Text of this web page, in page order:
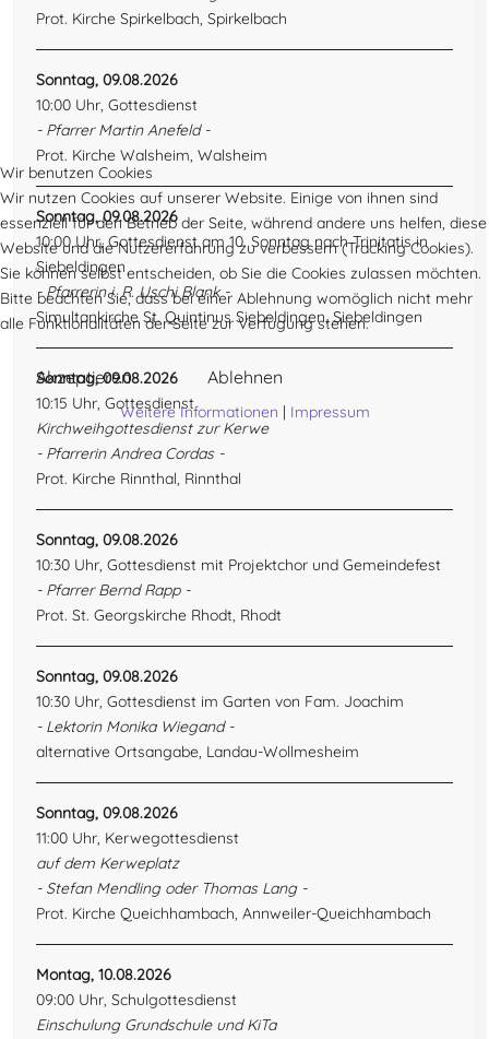
Prot. Kirche Spirkelbach, Spirkelbach
Sonntag, 09.08.2026
10:00 Uhr, Gottesdienst
- Pfarrer Martin Anefeld -
Prot. Kirche Walsheim, Walsheim
Sonntag, 09.08.2026
10:00 Uhr, Gottesdienst am 10. Sonntag nach Trinitatis in
Siebeldingen
- Pfarrerin i. R. Uschi Blank -
Simultankirche St. Quintinus Siebeldingen, Siebeldingen
Sonntag, 09.08.2026
10:15 Uhr, Gottesdienst
Kirchweihgottesdienst zur Kerwe
- Pfarrerin Andrea Cordas -
Prot. Kirche Rinnthal, Rinnthal
Sonntag, 09.08.2026
10:30 Uhr, Gottesdienst mit Projektchor und Gemeindefest
- Pfarrer Bernd Rapp -
Prot. St. Georgskirche Rhodt, Rhodt
Sonntag, 09.08.2026
10:30 Uhr, Gottesdienst im Garten von Fam. Joachim
- Lektorin Monika Wiegand -
alternative Ortsangabe, Landau-Wollmesheim
Sonntag, 09.08.2026
11:00 Uhr, Kerwegottesdienst
auf dem Kerweplatz
- Stefan Mendling oder Thomas Lang -
Prot. Kirche Queichhambach, Annweiler-Queichhambach
Montag, 10.08.2026
09:00 Uhr, Schulgottesdienst
Einschulung Grundschule und KiTa
Wir benutzen Cookies
Wir nutzen Cookies auf unserer Website. Einige von ihnen sind
essenziell für den Betrieb der Seite, während andere uns helfen, diese
Website und die Nutzererfahrung zu verbessern (Tracking Cookies).
Sie können selbst entscheiden, ob Sie die Cookies zulassen möchten.
Bitte beachten Sie, dass bei einer Ablehnung womöglich nicht mehr
alle Funktionalitäten der Seite zur Verfügung stehen.
Akzeptieren Ablehnen
Weitere Informationen | Impressum